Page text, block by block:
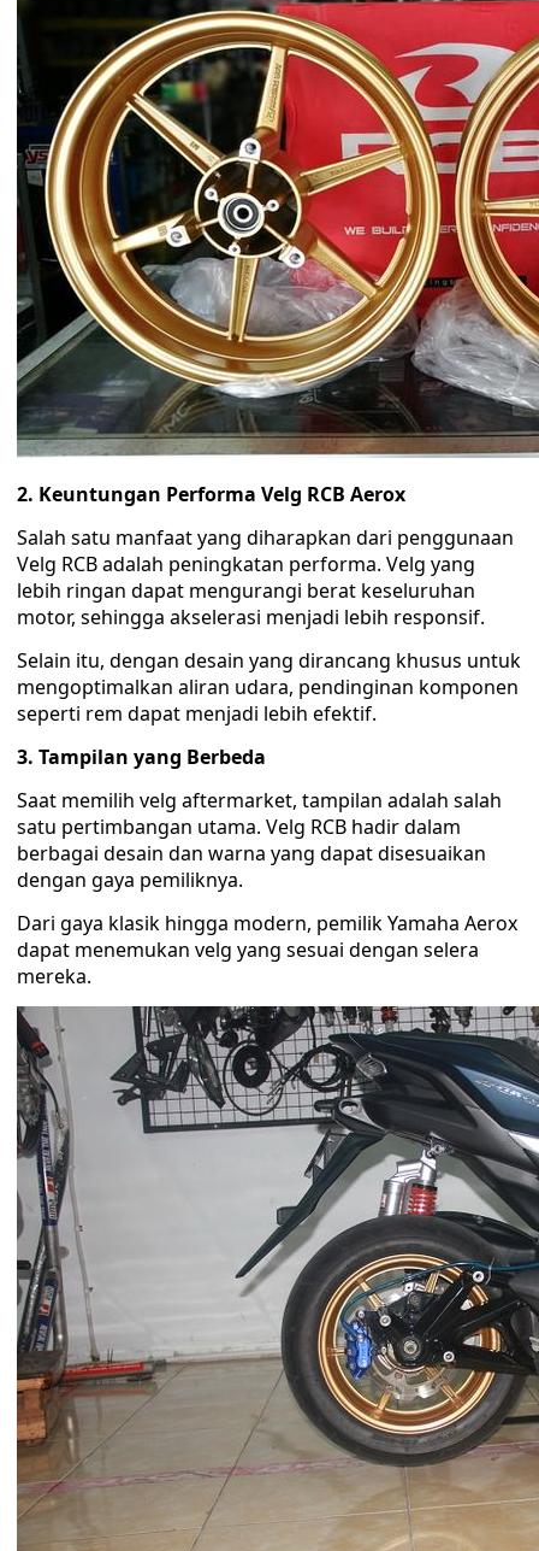
2. Keuntungan Performa Velg RCB Aerox
Salah satu manfaat yang diharapkan dari penggunaan
Velg RCB adalah peningkatan performa. Velg yang
lebih ringan dapat mengurangi berat keseluruhan
motor, sehingga akselerasi menjadi lebih responsif.
Selain itu, dengan desain yang dirancang khusus untuk
mengoptimalkan aliran udara, pendinginan komponen
seperti rem dapat menjadi lebih efektif.
3. Tampilan yang Berbeda
Saat memilih velg aftermarket, tampilan adalah salah
satu pertimbangan utama. Velg RCB hadir dalam
berbagai desain dan warna yang dapat disesuaikan
dengan gaya pemiliknya.
Dari gaya klasik hingga modern, pemilik Yamaha Aerox
dapat menemukan velg yang sesuai dengan selera
mereka.